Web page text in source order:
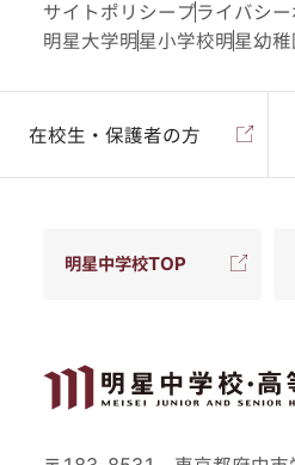
サイトポリシー プライバシ
明星大学明星小学校明星幼稚
在校生・保護者の方
明星中学校TOP